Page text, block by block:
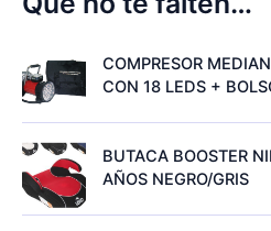
COMPRESOR
CON 18 LEDS +
BUTACA BOOSTER
AÑOS NEGRO/GRIS